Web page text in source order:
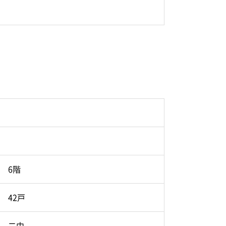
6階
42戸